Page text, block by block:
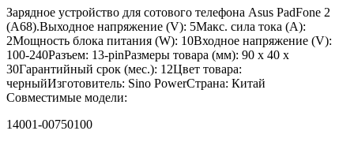
Зарядное устройство для сотового телефона Asus PadFone 2
(A68).Выходное напряжение (V): 5Макс. сила тока (A):
2Мощность блока питания (W): 10Входное напряжение (V):
100-240Разъем: 13-pinРазмеры товара (мм): 90 x 40 x
30Гарантийный срок (мес.): 12Цвет товара:
черныйИзготовитель: Sino PowerСтрана: Китай
Совместимые модели:
14001-00750100